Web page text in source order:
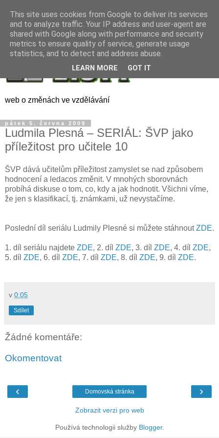
web o změnách ve vzdělávání
pátek 5. června 2009
Ludmila Plesná – SERIÁL: ŠVP jako
příležitost pro učitele 10
ŠVP dává učitelům příležitost zamyslet se nad způsobem
hodnocení a ledacos změnit. V mnohých sborovnách
probíhá diskuse o tom, co, kdy a jak hodnotit. Všichni víme,
že jen s klasifikací, tj. známkami, už nevystačíme.
Poslední díl seriálu Ludmily Plesné si můžete stáhnoutZDE.
1. díl seriálu najdete ZDE, 2. díl ZDE, 3. díl ZDE, 4. díl ZDE,
5. díl ZDE, 6. díl ZDE, 7. díl ZDE, 8. díl ZDE, 9. díl ZDE.
v 0:05
Sdílet
Žádné komentáře:
Okomentovat
‹ ›
Domovská stránka
Zobrazit verzi pro web
Používá technologii služby Blogger.
This site uses cookies from Google to deliver its services
and to analyze traffic. Your IP address and user-agent are
shared with Google along with performance and security
metrics to ensure quality of service, generate usage
statistics, and to detect and address abuse.
LEARN MORE GOT IT